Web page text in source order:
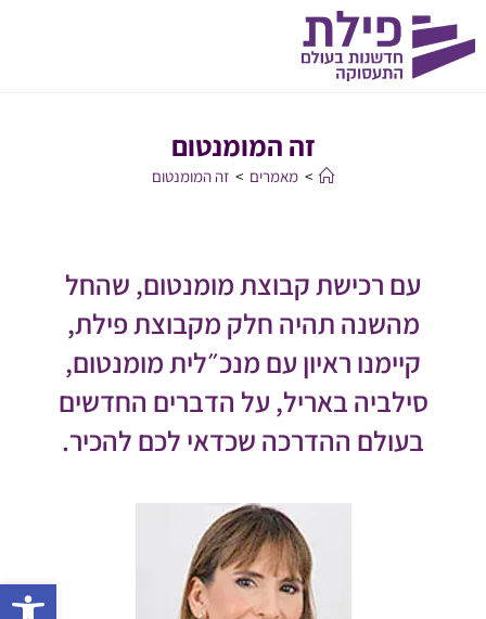
זה המומנטום
> מאמרים > זה המומנטום
עם רכישת קבוצת מומנטום, שהחל
מהשנה תהיה חלק מקבוצת פילת,
קיימנו ראיון עם מנכ״לית מומנטום,
סילביה באריל, על הדברים החדשים
בעולם ההדרכה שכדאי לכם להכיר.